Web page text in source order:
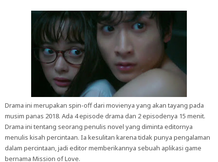
Drama ini merupakan spin-off dari movienya yang akan tayang pada
musim panas 2018. Ada 4 episode drama dan 2 episodenya 15 menit.
Drama ini tentang seorang penulis novel yang diminta editornya
menulis kisah percintaan. Ia kesulitan karena tidak punya pengalaman
dalam percintaan, jadi editor memberikannya sebuah aplikasi game
bernama Mission of Love.